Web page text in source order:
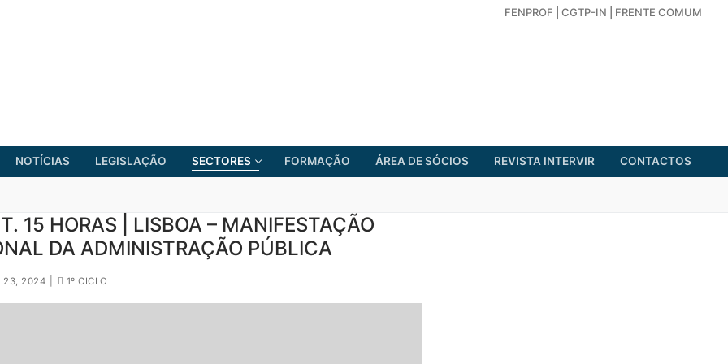
FENPROF CGTP-IN FRENTE COMUM
NOTÍCIAS LEGISLAÇÃO SECTORES FORMAÇÃO ÁREA DE SÓCIOS REVISTA INTERVIR CONTACTOS
FRENTE COMUM
15 HORAS | LISBOA – MANIFESTAÇÃO
DA ADMINISTRAÇÃO PÚBLICA
23, 2024 1º CICLO